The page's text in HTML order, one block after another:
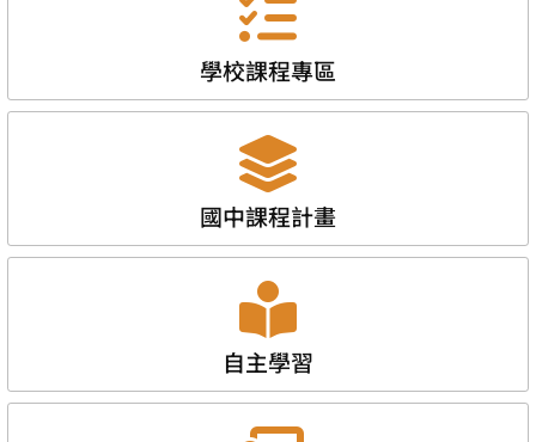
學校課程專區
國中課程計畫
自主學習